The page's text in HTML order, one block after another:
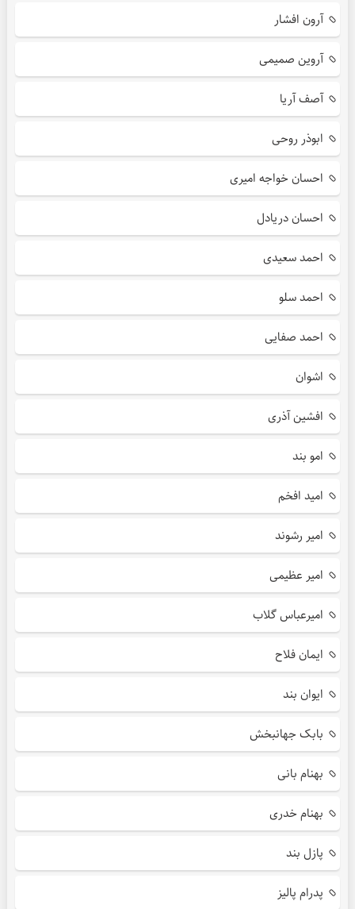
آرون افشار
آروین صمیمی
آصف آریا
ابوذر روحی
احسان خواجه امیری
احسان دریادل
احمد سعیدی
احمد سلو
احمد صفایی
اشوان
افشین آذری
امو بند
امید افخم
امیر رشوند
امیر عظیمی
امیرعباس گلاب
ایمان فلاح
ایوان بند
بابک جهانبخش
بهنام بانی
بهنام خدری
پازل بند
پدرام پالیز